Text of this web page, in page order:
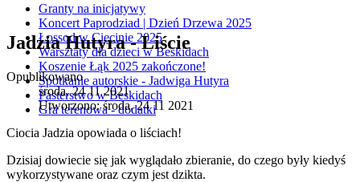
Granty na inicjatywy
Koncert Paprodziad | Dzień Drzewa 2025
Łossod w Cięcinie 2025
Warsztaty dla dzieci w Beskidach
Koszenie Łąk 2025 zakończone!
Spotkanie autorskie - Jadwiga Hutyra
Pasterstwo w Beskidach
Gra terenowa - dodatki
Jadzia Hutyra - Liście
Opublikowano
środa, 24 11 2021
Utworzono: środa, 24 11 2021
Ciocia Jadzia opowiada o liściach!
Dzisiaj dowiecie się jak wyglądało zbieranie, do czego były kiedyś
wykorzystywane oraz czym jest dzikta.